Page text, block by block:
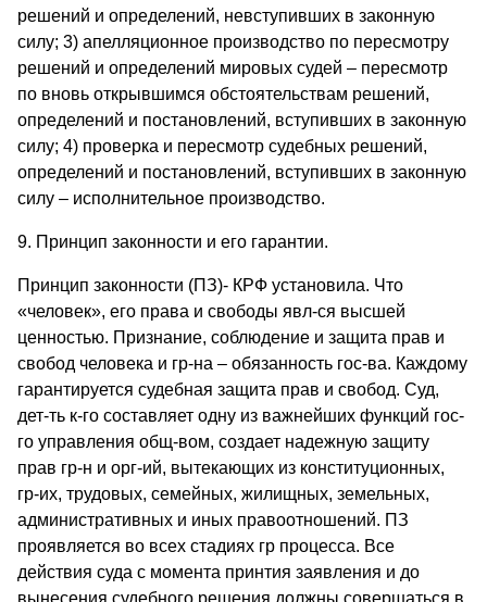
решений и определений, невступивших в законную
силу; 3) апелляционное производство по пересмотру
решений и определений мировых судей – пересмотр
по вновь открывшимся обстоятельствам решений,
определений и постановлений, вступивших в законную
силу; 4) проверка и пересмотр судебных решений,
определений и постановлений, вступивших в законную
силу – исполнительное производство.
9. Принцип законности и его гарантии.
Принцип законности (ПЗ)- КРФ установила. Что
«человек», его права и свободы явл-ся высшей
ценностью. Признание, соблюдение и защита прав и
свобод человека и гр-на – обязанность гос-ва. Каждому
гарантируется судебная защита прав и свобод. Суд,
дет-ть к-го составляет одну из важнейших функций гос-
го управления общ-вом, создает надежную защиту
прав гр-н и орг-ий, вытекающих из конституционных,
гр-их, трудовых, семейных, жилищных, земельных,
административных и иных правоотношений. ПЗ
проявляется во всех стадиях гр процесса. Все
действия суда с момента принтия заявления и до
вынесения судебного решения должны совершаться в